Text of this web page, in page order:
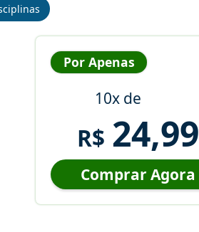
Por Apenas
10x de
R$ 24,99
Comprar Agora